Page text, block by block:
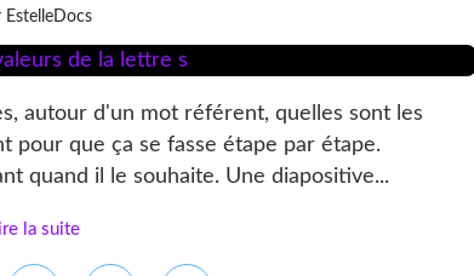
EstelleDocs
autour d'un mot référent, quelles sont les
pour que ça se fasse étape par étape.
quand il le souhaite. Une diapositive...
la suite